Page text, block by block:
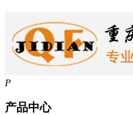
P
产品中心